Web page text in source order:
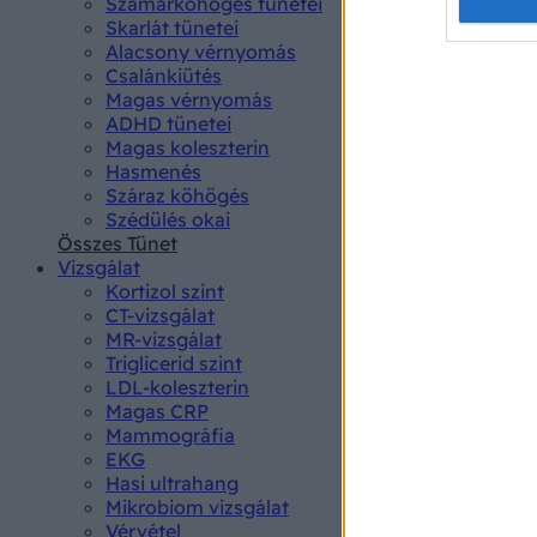
Skarlát tünetei
Alacsony vérnyomás
Csalánkiütés
Magas vérnyomás
ADHD tünetei
Magas koleszterin
Hasmenés
Száraz köhögés
Szédülés okai
Összes Tünet
Vizsgálat
Kortizol szint
CT-vizsgálat
MR-vizsgálat
Triglicerid szint
LDL-koleszterin
Magas CRP
Mammográfia
EKG
Hasi ultrahang
Mikrobiom vizsgálat
Vérvétel